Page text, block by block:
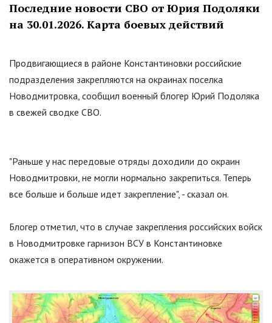
Последние новости СВО от Юрия Подоляки
на 30.01.2026. Карта боевых действий
Продвигающиеся в районе Константиновки российские
подразделения закрепляются на окраинах поселка
Новодмитровка, сообщил военный блогер Юрий Подоляка
в свежей сводке СВО.
"Раньше у нас передовые отряды доходили до окраин
Новодмитровки, не могли нормально закрепиться. Теперь
все больше и больше идет закрепление", - сказал он.
Блогер отметил, что в случае закрепления российских войск
в Новодмитровке гарнизон ВСУ в Константиновке
окажется в оперативном окружении.